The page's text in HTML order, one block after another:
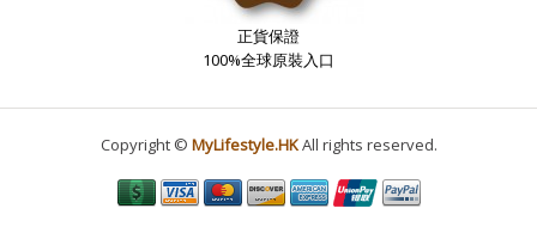
正貨保證
100%全球原裝入口
Copyright © MyLifestyle.HKAll rights reserved.